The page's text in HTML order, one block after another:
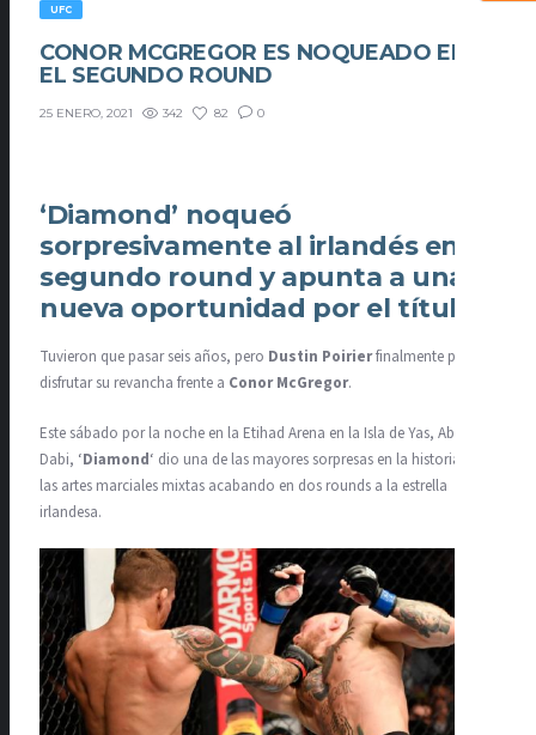
UFC
CONOR MCGREGOR ES NOQUEADO EN
EL SEGUNDO ROUND
25 ENERO, 2021 342 82 0
‘Diamond’ noqueó
sorpresivamente al irlandés en el
segundo round y apunta a una
nueva oportunidad por el título
Tuvieron que pasar seis años, pero Dustin Poirierfinalmente pudo
disfrutar su revancha frente a Conor McGregor.
Este sábado por la noche en la Etihad Arena en la Isla de Yas, Abu
Dabi, ‘Diamond‘ dio una de las mayores sorpresas en la historia de
las artes marciales mixtas acabando en dos rounds a la estrella
irlandesa.